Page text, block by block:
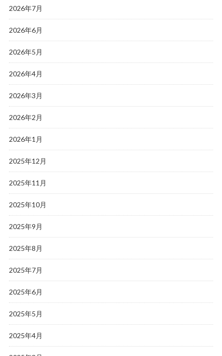
2026年7月
2026年6月
2026年5月
2026年4月
2026年3月
2026年2月
2026年1月
2025年12月
2025年11月
2025年10月
2025年9月
2025年8月
2025年7月
2025年6月
2025年5月
2025年4月